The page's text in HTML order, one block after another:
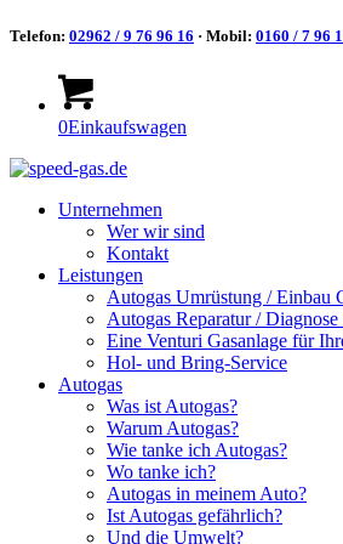
Telefon: 02962 / 9 76 96 16 · Mobil: 0160 / 7 96
0Einkaufswagen
Unternehmen
Wer wir sind
Kontakt
Leistungen
Autogas Umrüstung / Einbau
Autogas Reparatur /
Eine Venturi Gasanlage für
Hol- und Bring-Service
Autogas
Was ist Autogas?
Warum Autogas?
Wie tanke ich Autogas?
Wo tanke ich?
Autogas in meinem Auto?
Ist Autogas gefährlich?
Und die Umwelt?